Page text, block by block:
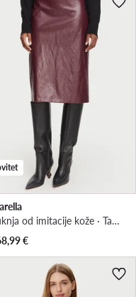
Suknja od imitacije kože · Tamnocrvena · Midi
€